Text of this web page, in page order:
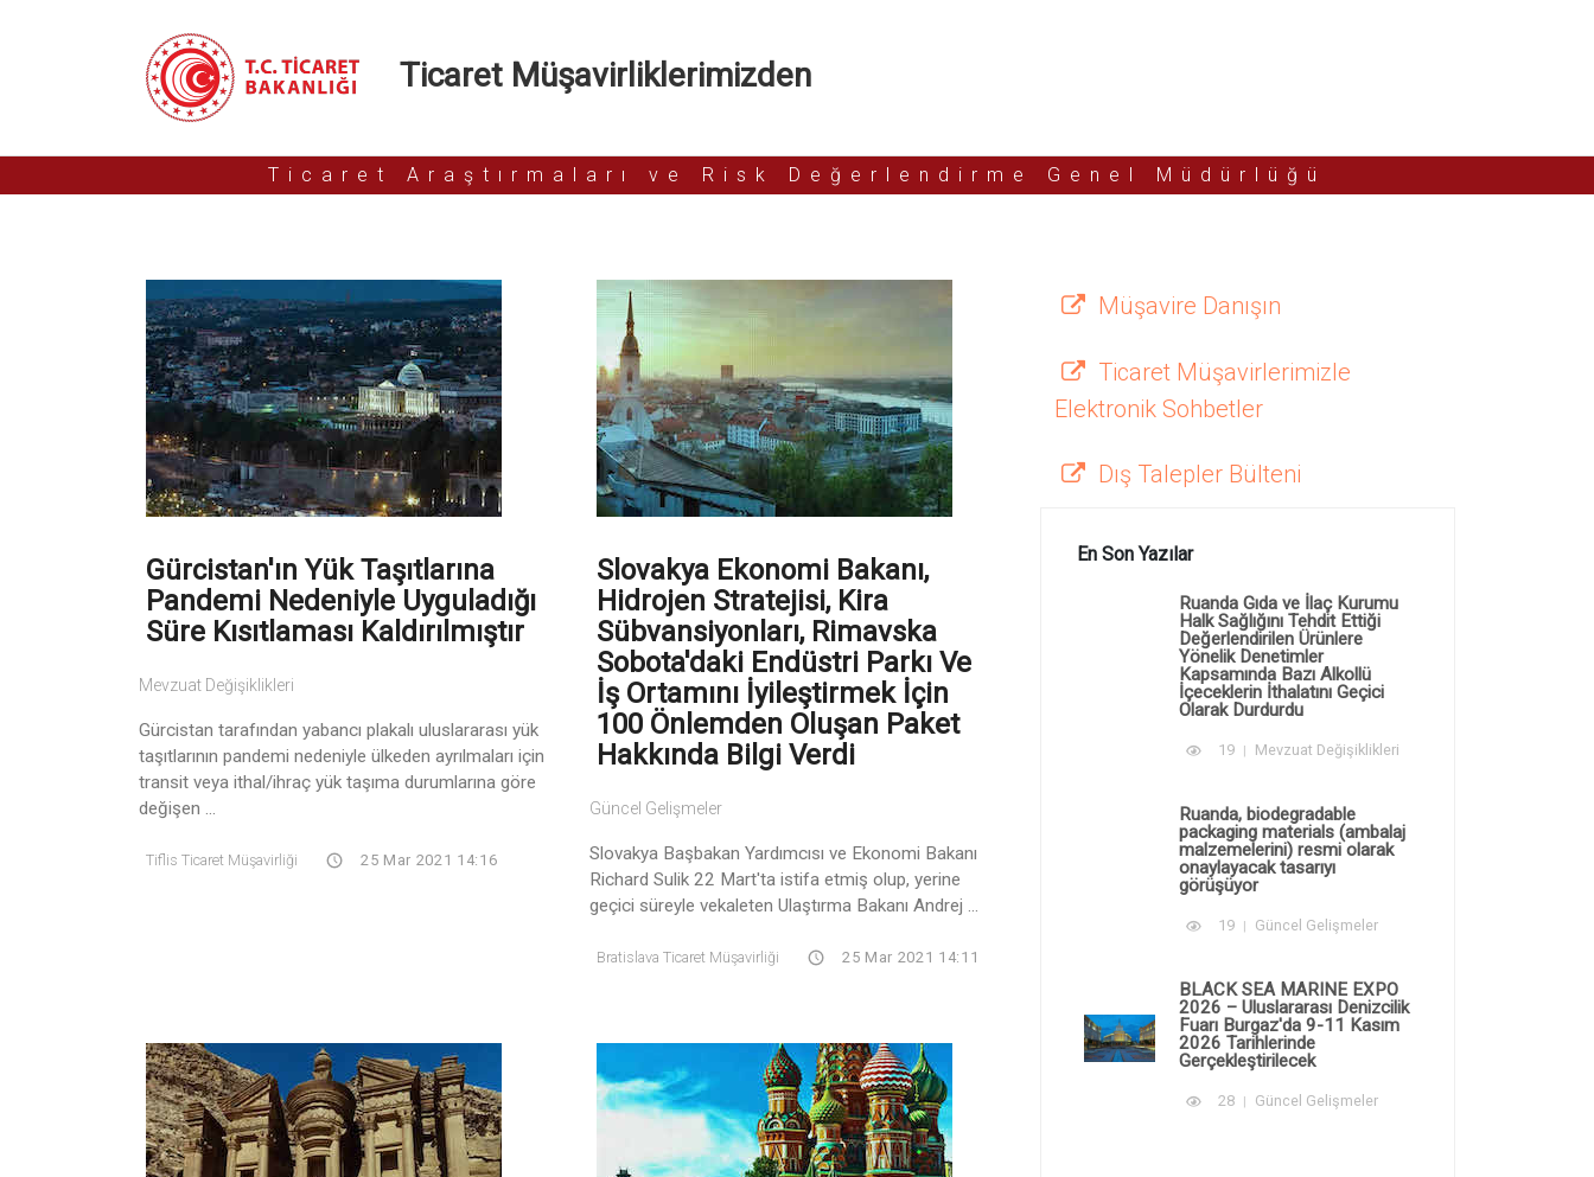
Ticaret Müşavirliklerimizden
Ticaret Araştırmaları ve Risk Değerlendirme Genel Müdürlüğü
Gürcistan'ın Yük Taşıtlarına
Pandemi Nedeniyle Uyguladığı
Süre Kısıtlaması Kaldırılmıştır
Mevzuat Değişiklikleri
Gürcistan tarafından yabancı plakalı uluslararası yük
taşıtlarının pandemi nedeniyle ülkeden ayrılmaları için
transit veya ithal/ihraç yük taşıma durumlarına göre
değişen ...
Tiflis Ticaret Müşavirliği 25 Mar 2021 14:16
Slovakya Ekonomi Bakanı,
Hidrojen Stratejisi, Kira
Sübvansiyonları, Rimavska
Sobota'daki Endüstri Parkı Ve
İş Ortamını İyileştirmek İçin
100 Önlemden Oluşan Paket
Hakkında Bilgi Verdi
Güncel Gelişmeler
Slovakya Başbakan Yardımcısı ve Ekonomi Bakanı
Richard Sulik 22 Mart'ta istifa etmiş olup, yerine
geçici süreyle vekaleten Ulaştırma Bakanı Andrej ...
Bratislava Ticaret Müşavirliği 25 Mar 2021 14:11
Müşavire Danışın
Ticaret Müşavirlerimizle
Elektronik Sohbetler
Dış Talepler Bülteni
En Son Yazılar
Ruanda Gıda ve İlaç Kurumu
Halk Sağlığını Tehdit Ettiği
Değerlendirilen Ürünlere
Yönelik Denetimler
Kapsamında Bazı Alkollü
İçeceklerin İthalatını Geçici
Olarak Durdurdu
19 Mevzuat Değişiklikleri
Ruanda, biodegradable
packaging materials (ambalaj
malzemelerini) resmi olarak
onaylayacak tasarıyı
görüşüyor
19 Güncel Gelişmeler
BLACK SEA MARINE EXPO
2026 – Uluslararası Denizcilik
Fuarı Burgaz'da 9-11 Kasım
2026 Tarihlerinde
Gerçekleştirilecek
28 Güncel Gelişmeler